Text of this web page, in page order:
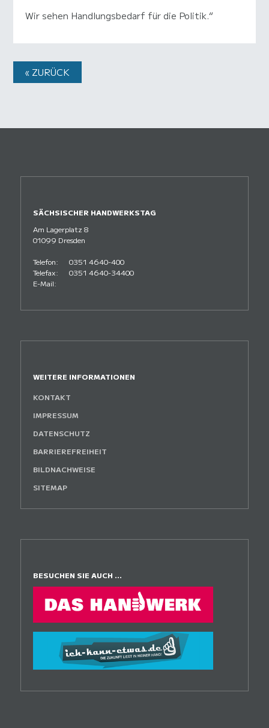
Wir sehen Handlungsbedarf für die Politik.“
« ZURÜCK
SÄCHSISCHER HANDWERKSTAG
Am Lagerplatz 8
01099 Dresden
Telefon:
0351 4640-400
Telefax:
0351 4640-34400
E-Mail:
WEITERE INFORMATIONEN
KONTAKT
IMPRESSUM
DATENSCHUTZ
BARRIEREFREIHEIT
BILDNACHWEISE
SITEMAP
BESUCHEN SIE AUCH ...